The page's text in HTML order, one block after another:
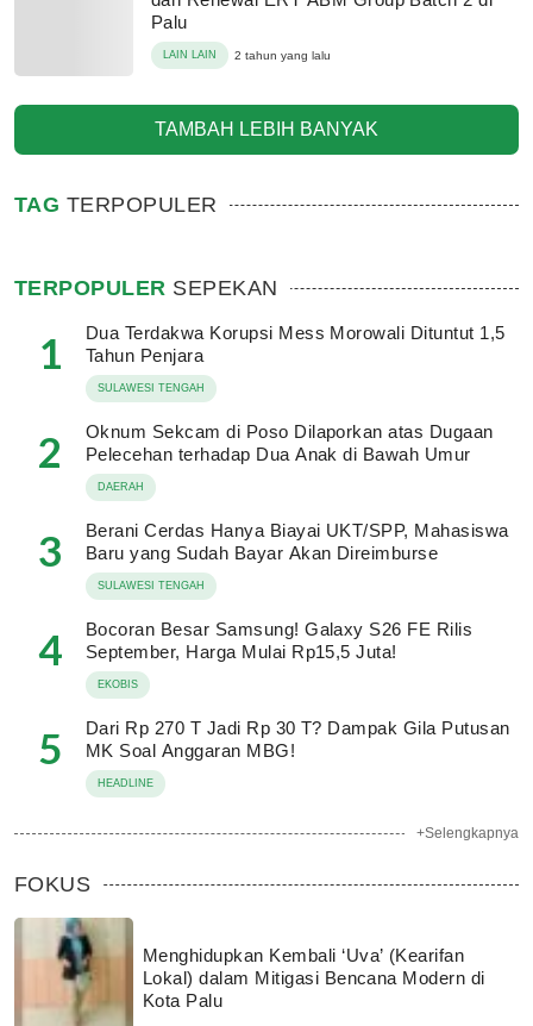
Palu
LAIN LAIN 2 tahun yang lalu
TAMBAH LEBIH BANYAK
TAG TERPOPULER
TERPOPULER SEPEKAN
1
Dua Terdakwa Korupsi Mess Morowali Dituntut 1,5
Tahun Penjara
SULAWESI TENGAH
2
Oknum Sekcam di Poso Dilaporkan atas Dugaan
Pelecehan terhadap Dua Anak di Bawah Umur
DAERAH
3
Berani Cerdas Hanya Biayai UKT/SPP, Mahasiswa
Baru yang Sudah Bayar Akan Direimburse
SULAWESI TENGAH
4
Bocoran Besar Samsung! Galaxy S26 FE Rilis
September, Harga Mulai Rp15,5 Juta!
EKOBIS
5
Dari Rp 270 T Jadi Rp 30 T? Dampak Gila Putusan
MK Soal Anggaran MBG!
HEADLINE
+Selengkapnya
FOKUS
Menghidupkan Kembali ‘Uva’ (Kearifan
Lokal) dalam Mitigasi Bencana Modern di
Kota Palu